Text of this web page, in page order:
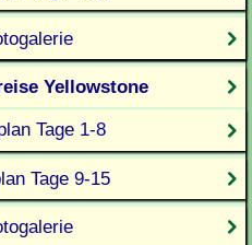
Yellowstone
Tage 1-8
Tage 9-15